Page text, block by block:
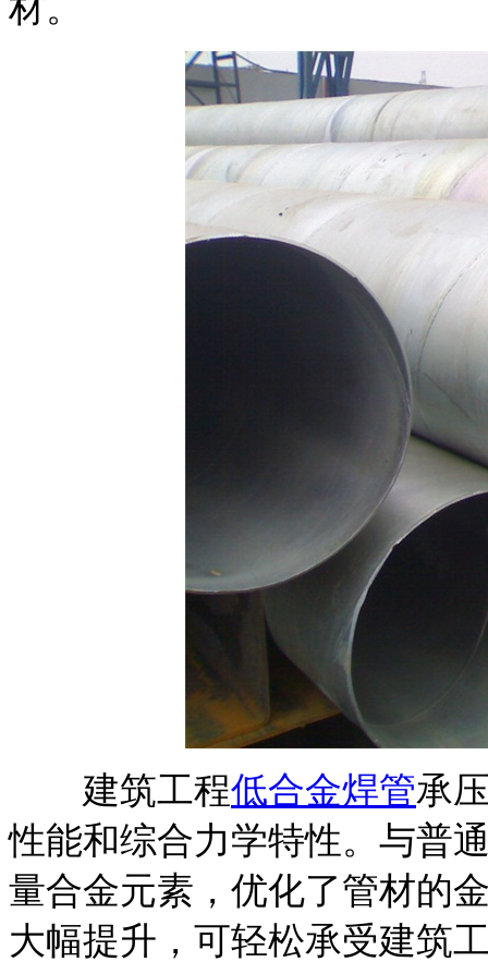
建筑工程低合金焊管承
性能和综合力学特性。与普
量合金元素，优化了管材的
大幅提升，可轻松承受建筑